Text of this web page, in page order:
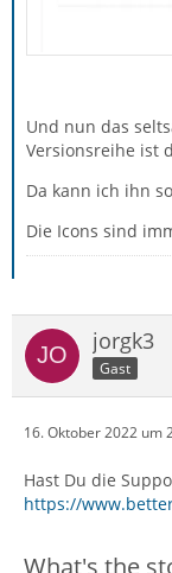
Und nun das
Versionsreihe ist
Da kann ich ihn
Die Icons sind
jorgk3
Gast
16. Oktober 2022 um
Hast Du die
https://
What's the